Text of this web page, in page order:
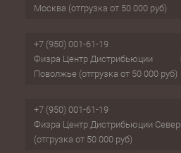
Москва (отгрузка от 50 000 руб)
+7 (950) 001-61-19
Физра Центр Дистрибьюции
Поволжье (отгрузка от 50 000 руб)
+7 (950) 001-61-19
Физра Центр Дистрибьюции Север
(отгрузка от 50 000 руб)